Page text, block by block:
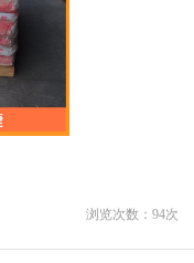
浏览次数： 94次